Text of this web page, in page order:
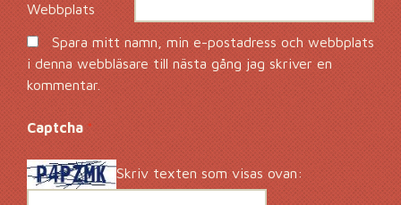
Webbplats
Spara mitt namn, min e-postadress och webbplats
i denna webbläsare till nästa gång jag skriver en
kommentar.
Captcha *
Skriv texten som visas ovan: